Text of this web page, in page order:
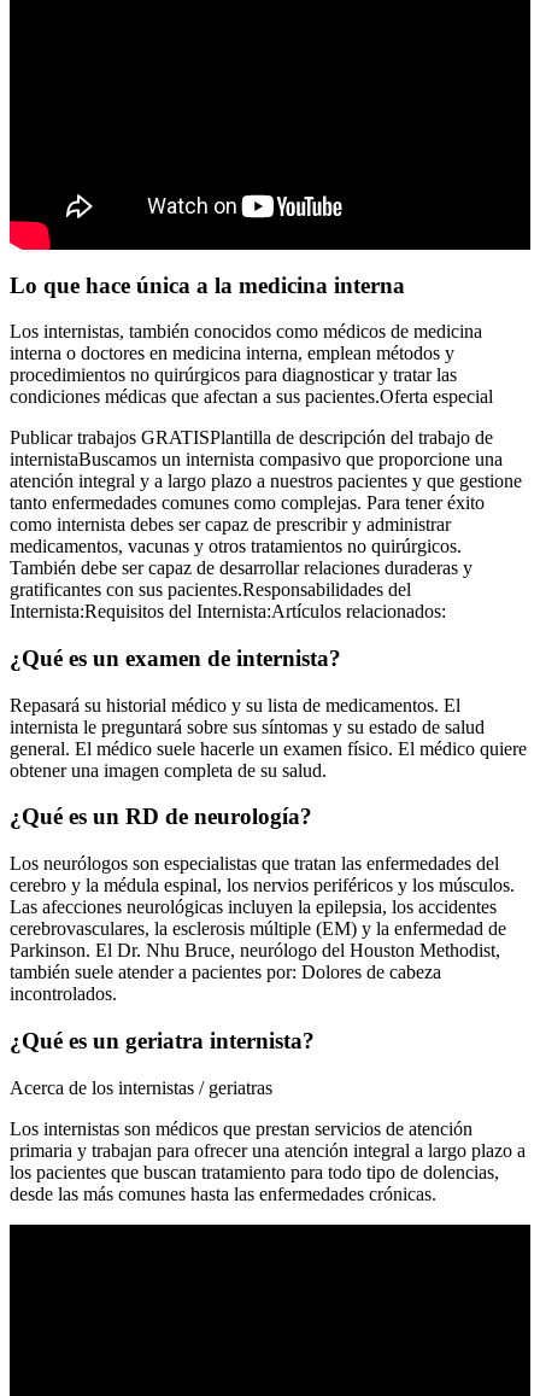
Lo que hace única a la medicina interna
Los internistas, también conocidos como médicos de medicina
interna o doctores en medicina interna, emplean métodos y
procedimientos no quirúrgicos para diagnosticar y tratar las
condiciones médicas que afectan a sus pacientes.Oferta especial
Publicar trabajos GRATISPlantilla de descripción del trabajo de
internistaBuscamos un internista compasivo que proporcione una
atención integral y a largo plazo a nuestros pacientes y que gestione
tanto enfermedades comunes como complejas. Para tener éxito
como internista debes ser capaz de prescribir y administrar
medicamentos, vacunas y otros tratamientos no quirúrgicos.
También debe ser capaz de desarrollar relaciones duraderas y
gratificantes con sus pacientes.Responsabilidades del
Internista:Requisitos del Internista:Artículos relacionados:
¿Qué es un examen de internista?
Repasará su historial médico y su lista de medicamentos. El
internista le preguntará sobre sus síntomas y su estado de salud
general. El médico suele hacerle un examen físico. El médico quiere
obtener una imagen completa de su salud.
¿Qué es un RD de neurología?
Los neurólogos son especialistas que tratan las enfermedades del
cerebro y la médula espinal, los nervios periféricos y los músculos.
Las afecciones neurológicas incluyen la epilepsia, los accidentes
cerebrovasculares, la esclerosis múltiple (EM) y la enfermedad de
Parkinson. El Dr. Nhu Bruce, neurólogo del Houston Methodist,
también suele atender a pacientes por: Dolores de cabeza
incontrolados.
¿Qué es un geriatra internista?
Acerca de los internistas / geriatras
Los internistas son médicos que prestan servicios de atención
primaria y trabajan para ofrecer una atención integral a largo plazo a
los pacientes que buscan tratamiento para todo tipo de dolencias,
desde las más comunes hasta las enfermedades crónicas.